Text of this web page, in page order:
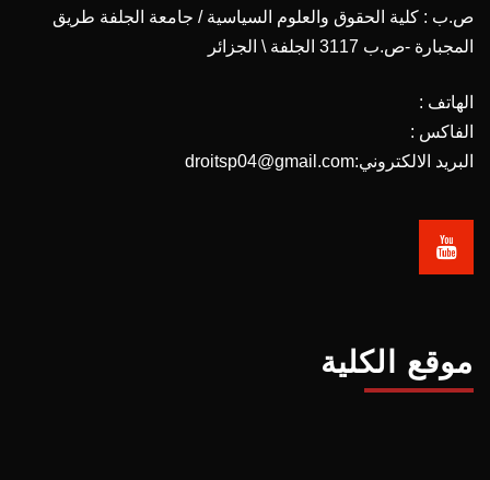
ص.ب : كلية الحقوق والعلوم السياسية / جامعة الجلفة طريق
المجبارة -ص.ب 3117 الجلفة \ الجزائر
الهاتف :
الفاكس :
البريد الالكتروني:droitsp04@gmail.com
موقع الكلية